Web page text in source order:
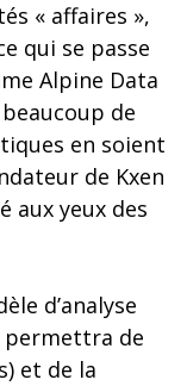
« affaires »,
qui se passe
Alpine Data
de
en soient
de Kxen
aux yeux des
d’analyse
permettra de
et de la